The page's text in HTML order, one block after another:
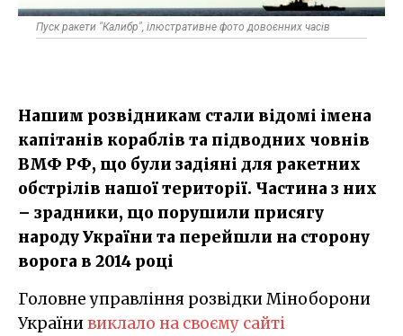
Пуск ракети "Калибр", ілюстративне фото довоєнних часів
Нашим розвідникам стали відомі імена
капітанів кораблів та підводних човнів
ВМФ РФ, що були задіяні для ракетних
обстрілів нашої території. Частина з них
– зрадники, що порушили присягу
народу України та перейшли на сторону
ворога в 2014 році
Головне управління розвідки Міноборони
Українивиклало на своєму сайті